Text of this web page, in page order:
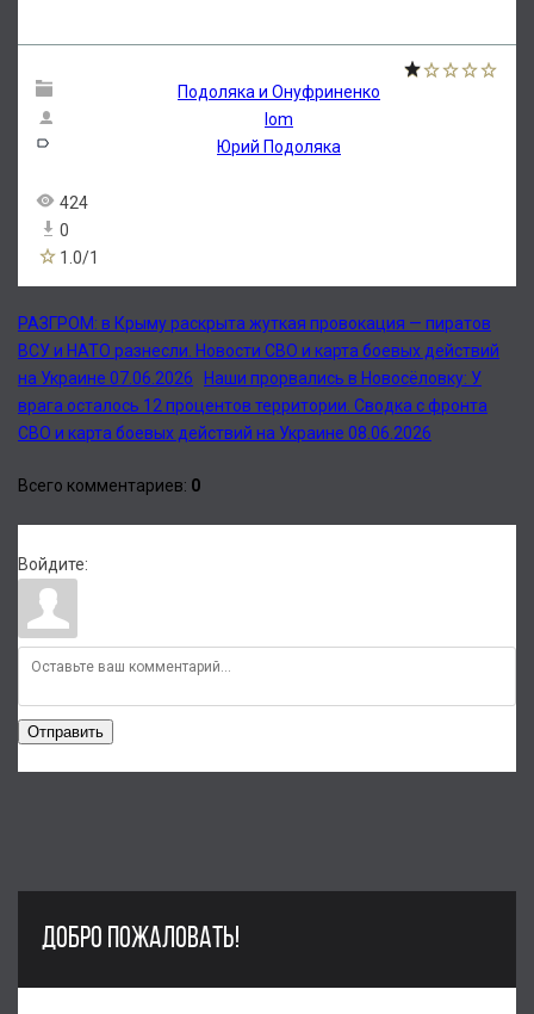
Подоляка и Онуфриненко
lom
Юрий Подоляка
424
0
1.0/1
РАЗГРОМ: в Крыму раскрыта жуткая провокация — пиратов
ВСУ и НАТО разнесли. Новости СВО и карта боевых действий
на Украине 07.06.2026
Наши прорвались в Новосёловку: У
врага осталось 12 процентов территории. Сводка с фронта
СВО и карта боевых действий на Украине 08.06.2026
Всего комментариев: 0
Войдите:
Отправить
ДОБРО ПОЖАЛОВАТЬ!